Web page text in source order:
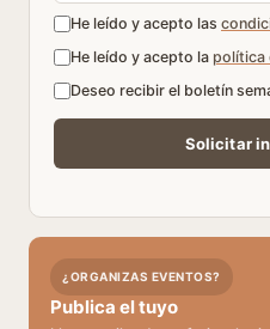
He leído y acepto las
He leído y acepto la política
Deseo recibir el boletín
¿ORGANIZAS EVENTOS?
Publica el tuyo